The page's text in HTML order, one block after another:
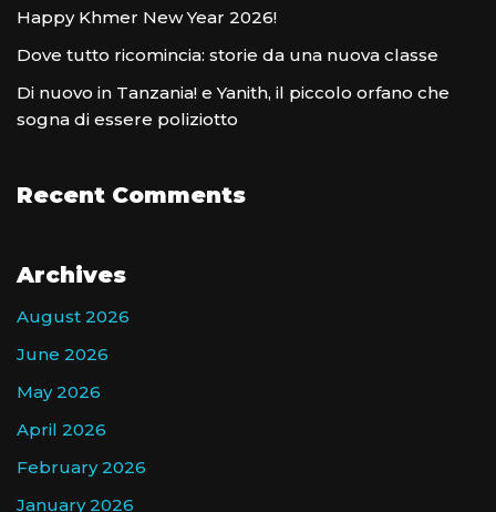
Happy Khmer New Year 2026!
Dove tutto ricomincia: storie da una nuova classe
Di nuovo in Tanzania! e Yanith, il piccolo orfano che
sogna di essere poliziotto
Recent Comments
Archives
August 2026
June 2026
May 2026
April 2026
February 2026
January 2026